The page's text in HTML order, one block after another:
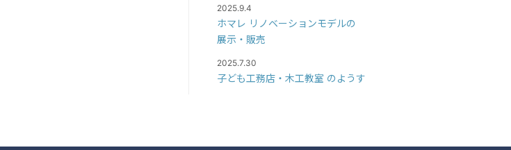
2025.9.4
ホマレ リノベーションモデルの
展示・販売
2025.7.30
子ども工務店・木工教室 のようす